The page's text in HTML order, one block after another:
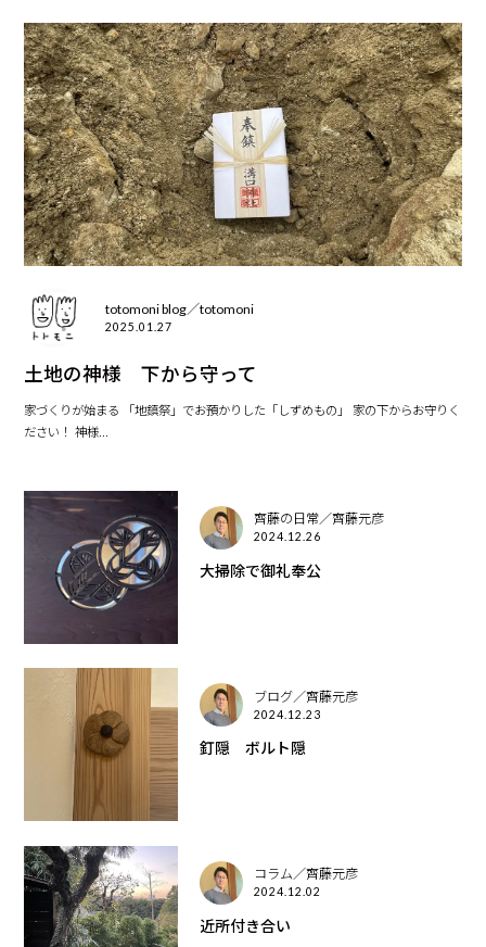
totomoni blog／totomoni
2025.01.27
土地の神様 下から守って
家づくりが始まる 「地鎮祭」でお預かりした「しずめもの」 家の下からお守りく
ださい！ 神様...
齊藤の日常／齊藤元彦
2024.12.26
大掃除で御礼奉公
ブログ／齊藤元彦
2024.12.23
釘隠 ボルト隠
コラム／齊藤元彦
2024.12.02
近所付き合い